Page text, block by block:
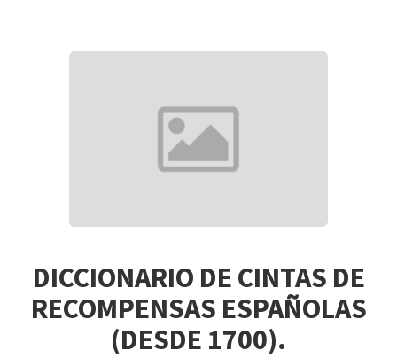
DICCIONARIO DE CINTAS DE
RECOMPENSAS ESPAÑOLAS
(DESDE 1700).